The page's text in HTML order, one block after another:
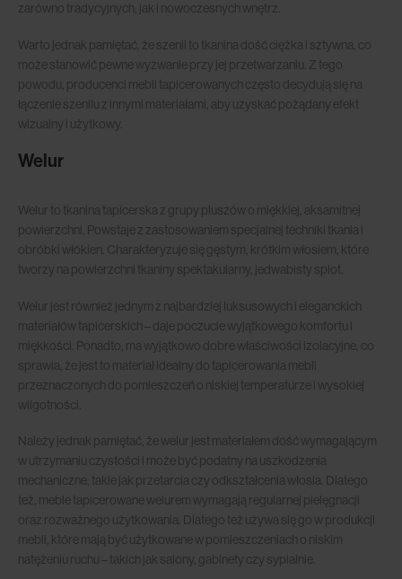
zarówno tradycyjnych, jak i nowoczesnych wnętrz.
Warto jednak pamiętać, że szenil to tkanina dość ciężka i sztywna, co
może stanowić pewne wyzwanie przy jej przetwarzaniu. Z tego
powodu, producenci mebli tapicerowanych często decydują się na
łączenie szenilu z innymi materiałami, aby uzyskać pożądany efekt
wizualny i użytkowy.
Welur
Welur to tkanina tapicerska z grupy pluszów o miękkiej, aksamitnej
powierzchni. Powstaje z zastosowaniem specjalnej techniki tkania i
obróbki włókien. Charakteryzuje się gęstym, krótkim włosiem, które
tworzy na powierzchni tkaniny spektakularny, jedwabisty splot.
Welur jest również jednym z najbardziej luksusowych i eleganckich
materiałów tapicerskich – daje poczucie wyjątkowego komfortu i
miękkości. Ponadto, ma wyjątkowo dobre właściwości izolacyjne, co
sprawia, że jest to materiał idealny do tapicerowania mebli
przeznaczonych do pomieszczeń o niskiej temperaturze i wysokiej
wilgotności.
Należy jednak pamiętać, że welur jest materiałem dość wymagającym
w utrzymaniu czystości i może być podatny na uszkodzenia
mechaniczne, takie jak przetarcia czy odkształcenia włosia. Dlatego
też, meble tapicerowane welurem wymagają regularnej pielęgnacji
oraz rozważnego użytkowania. Dlatego też używa się go w produkcji
mebli, które mają być użytkowane w pomieszczeniach o niskim
natężeniu ruchu – takich jak salony, gabinety czy sypialnie.